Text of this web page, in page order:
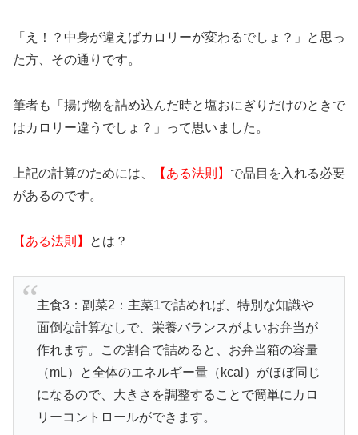
「え！？中身が違えばカロリーが変わるでしょ？」と思っ
た方、その通りです。
筆者も「揚げ物を詰め込んだ時と塩おにぎりだけのときで
はカロリー違うでしょ？」って思いました。
上記の計算のためには、 【ある法則】 で品目を入れる必要
があるのです。
【ある法則】 とは？
主食3：副菜2：主菜1で詰めれば、特別な知識や
面倒な計算なしで、栄養バランスがよいお弁当が
作れます。この割合で詰めると、お弁当箱の容量
（mL）と全体のエネルギー量（kcal）がほぼ同じ
になるので、大きさを調整することで簡単にカロ
リーコントロールができます。